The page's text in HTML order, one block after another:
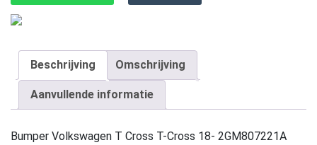
Beschrijving Omschrijving
Aanvullende informatie
Bumper Volkswagen T Cross T-Cross 18- 2GM807221A